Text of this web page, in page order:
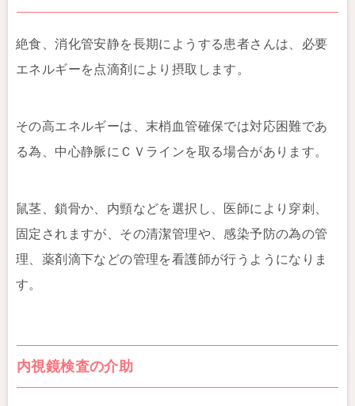
絶食、消化管安静を長期にようする患者さんは、必要
エネルギーを点滴剤により摂取します。
その高エネルギーは、末梢血管確保では対応困難であ
る為、中心静脈にＣＶラインを取る場合があります。
鼠茎、鎖骨か、内頸などを選択し、医師により穿刺、
固定されますが、その清潔管理や、感染予防の為の管
理、薬剤滴下などの管理を看護師が行うようになりま
す。
内視鏡検査の介助